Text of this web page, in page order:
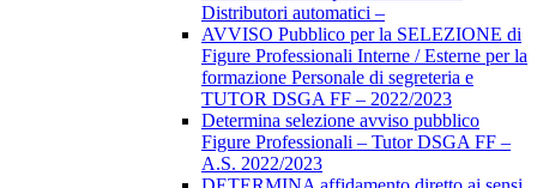
Distributori automatici –
AVVISO Pubblico per la SELEZIONE di
Figure Professionali Interne / Esterne per la
formazione Personale di segreteria e
TUTOR DSGA FF – 2022/2023
Determina selezione avviso pubblico
Figure Professionali – Tutor DSGA FF –
A.S. 2022/2023